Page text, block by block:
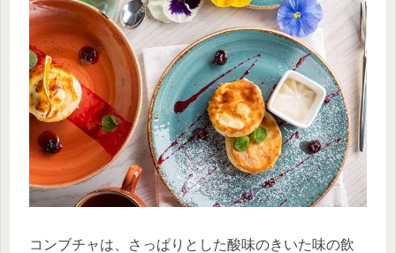
コンブチャは、さっぱりとした酸味のきいた味の飲